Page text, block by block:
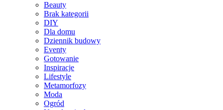
Beauty
Brak kategorii
DIY
Dla domu
Dziennik budowy
Eventy
Gotowanie
Inspiracje
Lifestyle
Metamorfozy
Moda
Ogród